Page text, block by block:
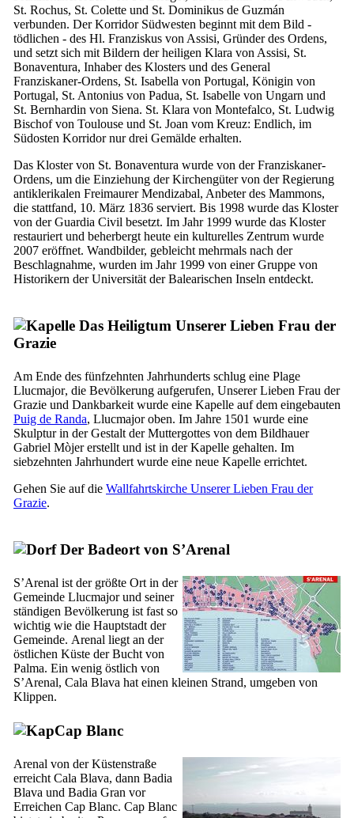
St. Rochus, St. Colette und St. Dominikus de Guzmán
verbunden. Der Korridor Südwesten beginnt mit dem Bild -
tödlichen - des Hl. Franziskus von Assisi, Gründer des Ordens,
und setzt sich mit Bildern der heiligen Klara von Assisi, St.
Bonaventura, Inhaber des Klosters und des General
Franziskaner-Ordens, St. Isabella von Portugal, Königin von
Portugal, St. Antonius von Padua, St. Isabelle von Ungarn und
St. Bernhardin von Siena. St. Klara von Montefalco, St. Ludwig
Bischof von Toulouse und St. Joan vom Kreuz: Endlich, im
Südosten Korridor nur drei Gemälde erhalten.
Das Kloster von St. Bonaventura wurde von der Franziskaner-
Ordens, um die Einziehung der Kirchengüter von der Regierung
antiklerikalen FreimaurerMendizabal, Anbeter des Mammons,
die stattfand, 10. März 1836 serviert. Bis 1998 wurde das Kloster
von der Guardia Civil besetzt. Im Jahr 1999 wurde das Kloster
restauriert und beherbergt heute ein kulturelles Zentrum wurde
2007 eröffnet. Wandbilder, gebleicht mehrmals nach der
Beschlagnahme, wurden im Jahr 1999 von einer Gruppe von
Historikern der Universität der Balearischen Inseln entdeckt.
Das Heiligtum Unserer Lieben Frau der
Grazie
Am Ende des fünfzehnten Jahrhunderts schlug eine Plage
Llucmajor, die Bevölkerung aufgerufen, Unserer Lieben Frau der
Grazie und Dankbarkeit wurde eine Kapelle auf dem eingebauten
Puig de Randa, Llucmajoroben. Im Jahre 1501 wurde eine
Skulptur in der Gestalt der Muttergottes von dem Bildhauer
Gabriel Mòjererstellt und ist in der Kapelle gehalten. Im
siebzehnten Jahrhundert wurde eine neue Kapelle errichtet.
Gehen Sie auf die Wallfahrtskirche Unserer Lieben Frau der
Grazie.
Der Badeort von S’Arenal
S’Arenal ist der größte Ort in der
Gemeinde Llucmajorund seiner
ständigen Bevölkerung ist fast so
wichtig wie die Hauptstadt der
Gemeinde. Arenal liegt an der
östlichen Küste der Bucht von
Palma. Ein wenig östlich von
S’Arenal, Cala Blava hat einen kleinen Strand, umgeben von
Klippen.
Cap Blanc
Arenal von der Küstenstraße
erreicht Cala Blava, dann Badia
Blava und Badia Gran vor
Erreichen Cap Blanc. Cap Blanc